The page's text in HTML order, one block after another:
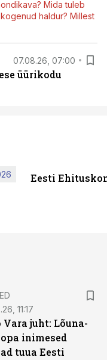
Mida tuleb
haldur? Millest
07.08.26, 07:00
üürikodu
Eesti
11:17
Vara juht: Lõuna-
inimesed
tuua Eesti